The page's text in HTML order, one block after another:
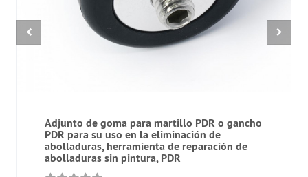
Adjunto de goma para martillo PDR o gancho
PDR para su uso en la eliminación de
abolladuras, herramienta de reparación de
abolladuras sin pintura, PDR